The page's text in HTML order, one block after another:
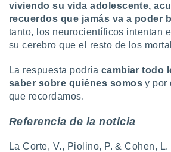
viviendo su vida adolescente,
recuerdos que jamás va a poder
tanto, los neurocientíficos intentan
su cerebro que el resto de los
La respuesta podría cambiar todo
saber sobre quiénes somos y por
que recordamos.
Referencia de la noticia
La Corte, V., Piolino, P. & Cohen, L.